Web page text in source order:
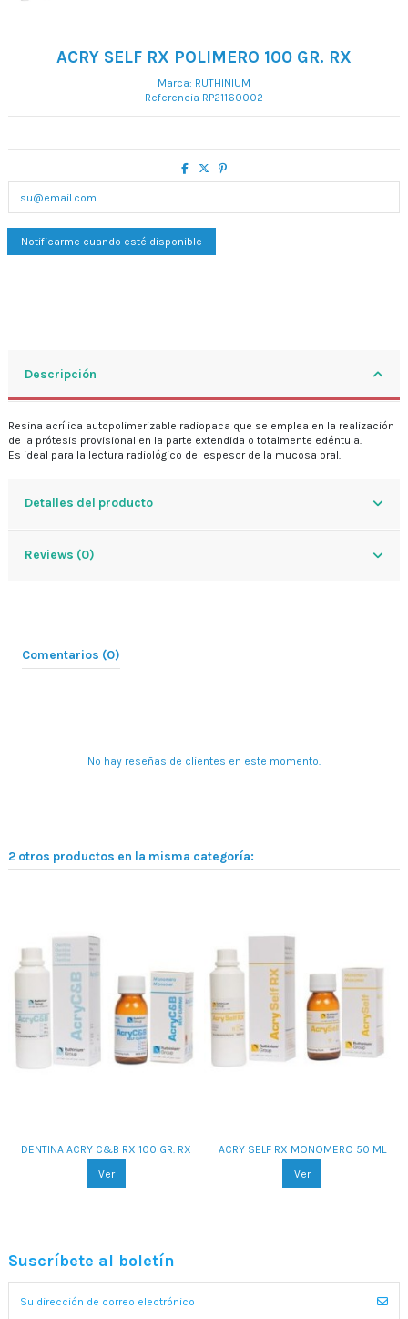
ACRY SELF RX POLIMERO 100 GR. RX
Marca: RUTHINIUM
Referencia RP21160002
Descripción
Resina acrílica autopolimerizable radiopaca que se emplea en la realización
de la prótesis provisional en la parte extendida o totalmente edéntula.
Es ideal para la lectura radiológico del espesor de la mucosa oral.
Detalles del producto
Reviews (0)
Comentarios (0)
No hay reseñas de clientes en este momento.
2 otros productos en la misma categoría:
DENTINA ACRY C&B RX 100 GR. RX
Ver
ACRY SELF RX MONOMERO 50 ML
Ver
Suscríbete al boletín